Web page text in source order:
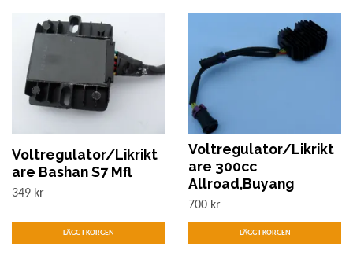
Voltregulator/Likrikt
are Bashan S7 Mfl
349 kr
Voltregulator/Likrikt
are 300cc
Allroad,Buyang
700 kr